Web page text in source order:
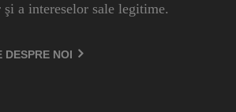
a intereselor sale legitime.
DESPRE NOI